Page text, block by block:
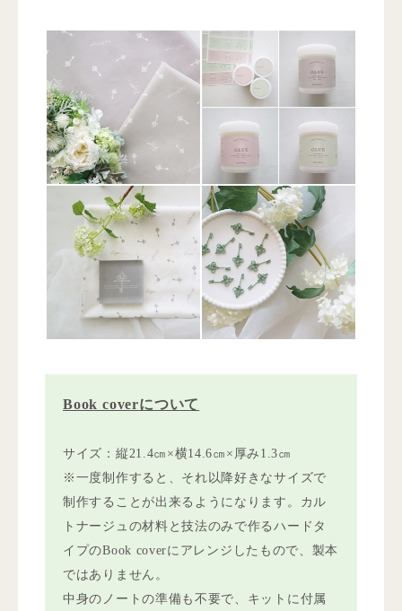
Book coverについて
サイズ：縦21.4㎝×横14.6㎝×厚み1.3㎝
※一度制作すると、それ以降好きなサイズで
制作することが出来るようになります。カル
トナージュの材料と技法のみで作るハードタ
イプのBook coverにアレンジしたもので、製本
ではありません。
中身のノートの準備も不要で、キットに付属